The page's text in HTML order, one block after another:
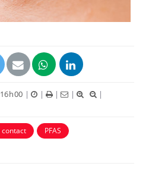
| | | |
|
contact
PFAS